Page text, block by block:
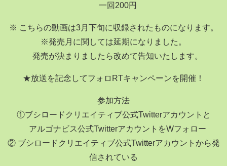
一回200円
※ こちらの動画は3月下旬に収録されたものになります。
※発売月に関しては延期になりました。
発売が決まりましたら改めて告知いたします。
★放送を記念してフォロRTキャンペーンを開催！
参加方法
①ブシロードクリエイティブ公式Twitterアカウントと
アルゴナビス公式TwitterアカウントをWフォロー
② ブシロードクリエイティブ公式Twitterアカウントから発
信されている